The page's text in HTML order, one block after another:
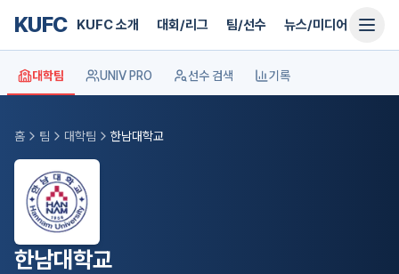
KUFC KUFC 소개 대회/리그 팀/선수 뉴스/미디어 지원
대학팀 UNIV PRO 선수 검색 기록
홈 팀 대학팀 한남대학교
한남대학교